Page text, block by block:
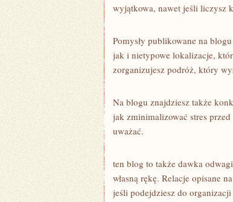
wyjątkowa, nawet jeśli liczysz
Pomysły publikowane na
jak i nietypowe lokalizacje,
zorganizujesz podróż, który
Na blogu znajdziesz także
jak zminimalizować stres
uważać.
ten blog to także dawka
własną rękę. Relacje opisane
jeśli podejdziesz do